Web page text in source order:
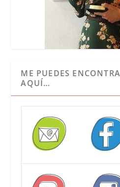
ME PUEDES
AQUÍ…